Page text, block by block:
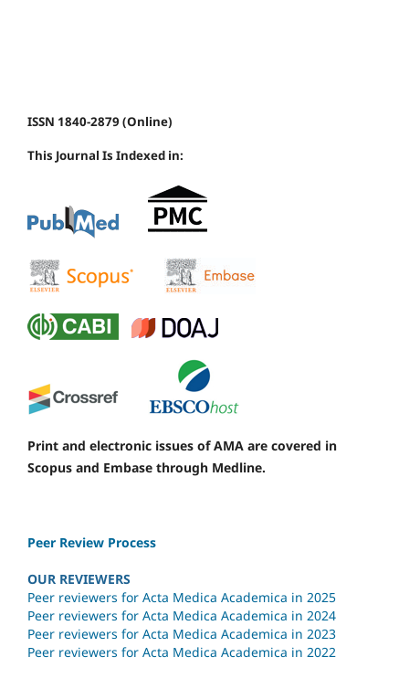
ISSN 1840-2879 (Online)
This Journal Is Indexed in:
Print and electronic issues of AMA are covered in
Scopus and Embase through Medline.
Peer Review Process
OUR REVIEWERS
Peer reviewers for Acta Medica Academica in 2025
Peer reviewers for Acta Medica Academica in 2024
Peer reviewers for Acta Medica Academica in 2023
Peer reviewers for Acta Medica Academica in 2022